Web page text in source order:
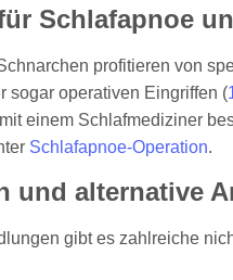
Schlafapnoe
profitieren von
sogar operativen Eingriffen (
einem Schlafmediziner
Schlafapnoe-Operation.
und alternative
gibt es zahlreiche